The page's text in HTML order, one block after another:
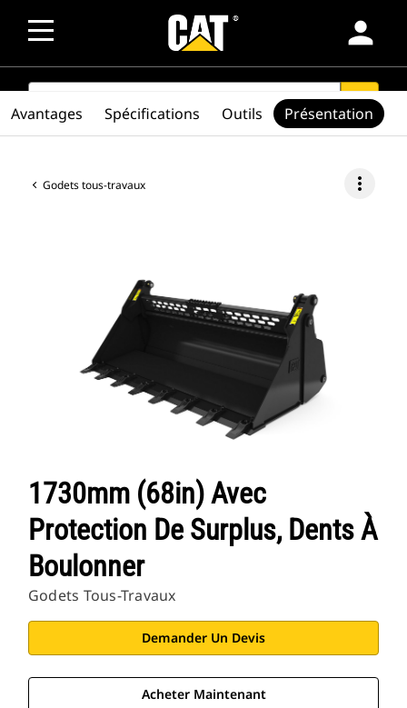
person
SEARCH search
Godets tous-travaux more_vert
1730mm (68in) Avec
Protection De Surplus, Dents À
Boulonner
Godets Tous-Travaux
Demander Un Devis
Acheter Maintenant
Avantages Spécifications Outils Présentation